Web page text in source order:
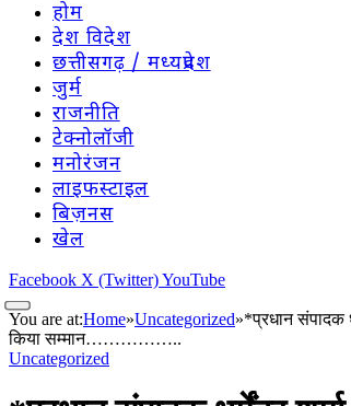
होम
देश विदेश
छत्तीसगढ़ / मध्यप्रदेश
जुर्म
राजनीति
टेक्नोलॉजी
मनोरंजन
लाइफस्टाइल
बिज़नस
खेल
Facebook X (Twitter)YouTube
You are at:Home»Uncategorized»*प्रधान संपादक
किया सम्मान……………..
Uncategorized